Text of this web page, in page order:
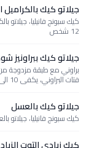
جيلاتو كيك
12 شخص
جيلاتو كيك ببراونيز
براوني مع طبقة مزدوجة من
فتات البراوني، يكفى 10 الى 12 شخص
جيلاتو كيك بالعسل
كيك سبونج فانيليا، جيلاتو